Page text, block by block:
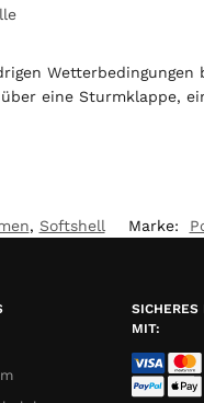
Wetterbedingungen
eine Sturmklappe,
, Softshell Marke:
SICHERES
MIT: